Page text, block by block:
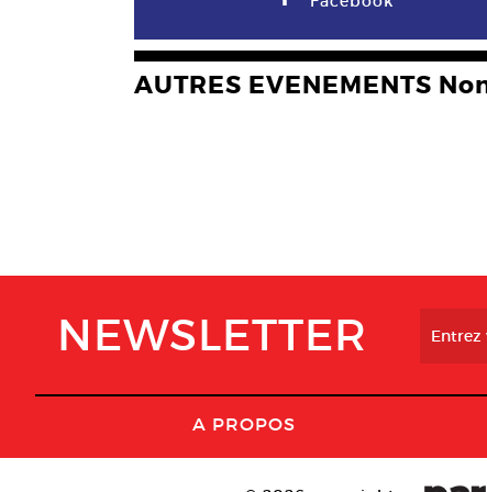
AUTRES EVENEMENTS
NEWSLETTER
A PROPOS